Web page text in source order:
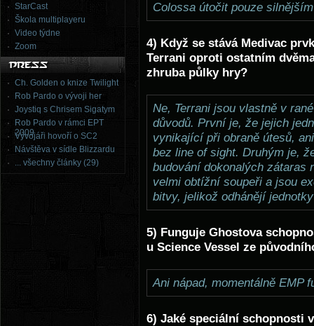
StarCast
Škola multiplayeru
Video týdne
Zoom
Ch. Golden o knize Twilight
Rob Pardo o vývoji her
Joystiq s Chrisem Sigatym
Rob Pardo v rámci EPT
2009
Vývojáři hovoří o SC2
Návštěva v sídle Blizzardu
... všechny články (29)
Colossa útočit pouze
4) Když se stává Medivac
Terrani oproti ostatním
zhruba půlky hry?
Ne, Terrani jsou vlastně v
důvodů. První je, že jejich
vynikající při obraně útesů,
bez line of sight. Druhým je,
budování dokonalých zátaras
velmi obtížní soupeři a jsou
bitvy, jelikož odhánějí
5) Funguje Ghostova
u Science Vessel ze
Ani nápad, momentálně EMP
6) Jaké speciální schopnosti